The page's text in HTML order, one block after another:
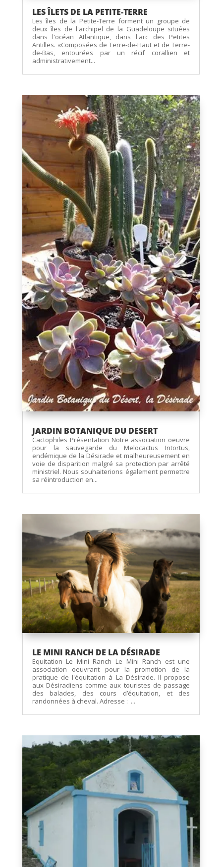
LES ÎLETS DE LA PETITE-TERRE
Les îles de la Petite-Terre forment un groupe de
deux îles de l'archipel de la Guadeloupe situées
dans l'océan Atlantique, dans l'arc des Petites
Antilles. «Composées de Terre-de-Haut et de Terre-
de-Bas, entourées par un récif corallien et
administrativement...
JARDIN BOTANIQUE DU DESERT
Cactophiles Présentation Notre association oeuvre
pour la sauvegarde du Melocactus Intortus,
endémique de la Désirade et malheureusement en
voie de disparition malgré sa protection par arrêté
ministriel. Nous souhaiterions également permettre
sa réintroduction en...
LE MINI RANCH DE LA DÉSIRADE
Equitation Le Mini Ranch Le Mini Ranch est une
association oeuvrant pour la promotion de la
pratique de l'équitation à La Désirade. Il propose
aux Désiradiens comme aux touristes de passage
des balades, des cours d’équitation, et des
randonnées à cheval. Adresse : ...